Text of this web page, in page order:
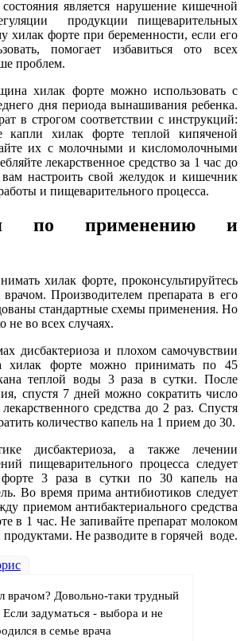
является нарушение кишечной
продукции пищеварительных
хилак форте при беременности, если его
помогает избавиться ото всех
проблем.
хилак форте можно использовать с
дня периода вынашивания ребенка.
в строгом соответствии с инструкций:
капли хилак форте теплой кипяченой
их с молочными и кисломолочными
лекарственное средство за 1 час до
настроить свой желудок и кишечник
и пищеварительного процесса.
по применению и
хилак форте, проконсультируйтесь
Производителем препарата в его
стандартные схемы применения. Но
не во всех случаях.
дисбактериоза и плохом самочувствии
хилак форте можно принимать по 45
теплой воды 3 раза в сутки. После
спустя 7 дней можно сократить число
средства до 2 раз. Спустя
количество капель на 1 прием до 30.
дисбактериоза, а также лечении
пищеварительного процесса следует
3 раза в сутки по 30 капель на
Во время прима антибиотиков следует
приемом антибактериального средства
в 1 час. Не запивайте препарат молоком
Не разводите в горячей воде.
врачом? Довольно-таки трудный
задуматься - выбора и не
в семье врача